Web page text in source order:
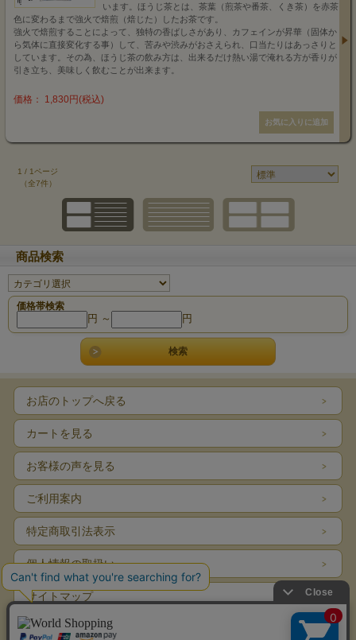
います。ほうじ茶とは、茶葉（煎茶や番茶、くき茶）を赤茶
色に変わるまで強火で焙煎（焙じた）したお茶です。
強火で焙煎することによって、独特の香ばしさがあり、カフェインが昇華（固体か
ら気体に直接変化する事）して、苦みや渋みがおさえられ、口当たりはあっさりと
しています。その為、ほうじ茶の飲み方は、出来るだけ熱い湯で淹れる方が香りが
引き立ち、美味しく飲むことが出来ます。
価格： 1,830円(税込)
1 / 1ページ
（全7件）
商品検索
価格帯検索
円 ～ 円
お店のトップへ戻る
カートを見る
お客様の声を見る
ご利用案内
特定商取引法表示
個人情報の取扱い
サイトマップ
お問い合わせ